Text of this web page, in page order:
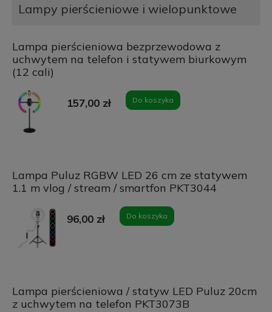
Lampy pierścieniowe i wielopunktowe
Lampa pierścieniowa bezprzewodowa z
uchwytem na telefon i statywem biurkowym
(12 cali)
157,00 zł Do koszyka
Lampa Puluz RGBW LED 26 cm ze statywem
1.1 m vlog / stream / smartfon PKT3044
96,00 zł Do koszyka
Lampa pierścieniowa / statyw LED Puluz 20cm
z uchwytem na telefon PKT3073B